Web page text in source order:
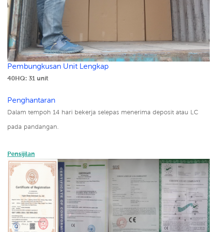
Pembungkusan Unit Lengkap
40HQ: 31 unit
Penghantaran
Dalam tempoh 14 hari bekerja selepas menerima deposit atau LC
pada pandangan.
Pensijilan